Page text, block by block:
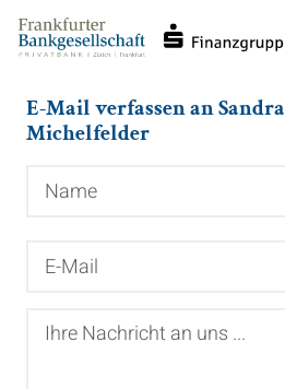
zum
Inhalt
E-Mail verfassen an Sandra
Michelfelder
Mail
Nachricht